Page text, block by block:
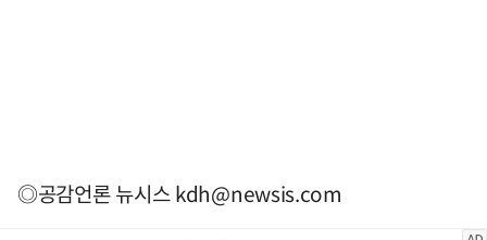
◎공감언론 뉴시스kdh@newsis.com